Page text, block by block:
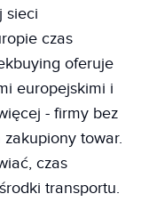
sieci
czas
oferuje
europejskimi i
- firmy bez
towar.
czas
transportu.